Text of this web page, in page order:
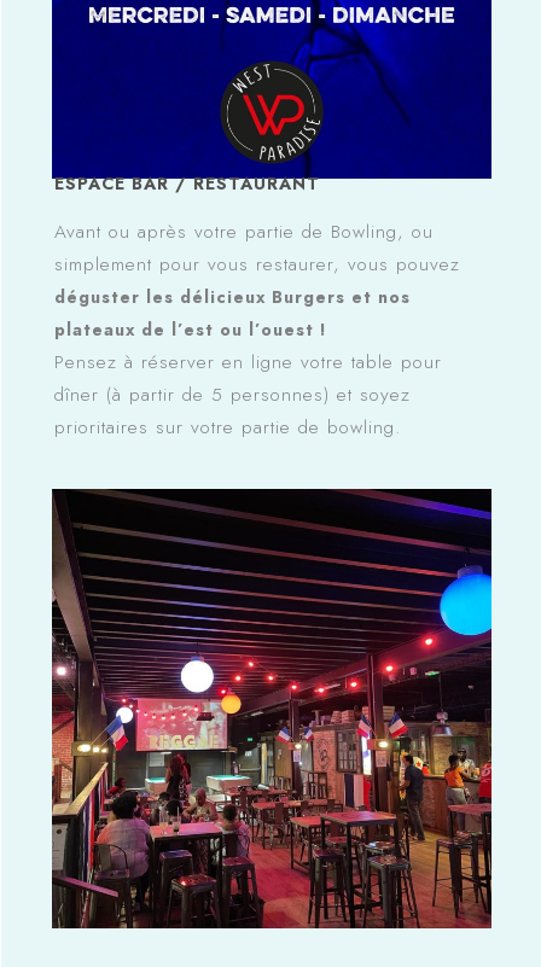
ESPACE BAR / RESTAURANT
Avant ou après votre partie de Bowling, ou
simplement pour vous restaurer, vous pouvez
déguster les délicieux Burgers et nos
plateaux de l’est ou l’ouest !
Pensez à réserver en ligne votre table pour
dîner (à partir de 5 personnes) et soyez
prioritaires sur votre partie de bowling.